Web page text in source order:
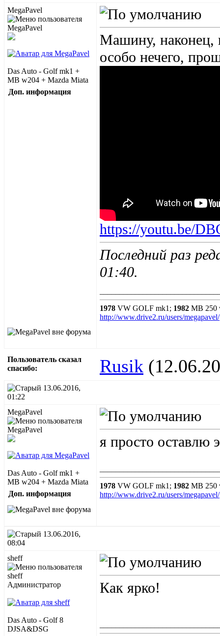
MegaPavel
Das Auto - Golf mk1 +
MB w204 + Mazda Miata
Доп. информация
Машину, наконец,
особо нечего,
https://youtu.be/
Последний раз
01:40.
1978 VW GOLF mk1; 1982 MB 250
http://www.drive2.ru/users/megapavel/
Пользователь сказал
cпасибо:
Rusik
13.06.2016,
01:22
MegaPavel
Das Auto - Golf mk1 +
MB w204 + Mazda Miata
Доп. информация
я просто оставлю
1978 VW GOLF mk1; 1982 MB 250
http://www.drive2.ru/users/megapavel/
13.06.2016,
08:04
sheff
Администратор
Das Auto - Golf 8
DJSA&DSG
Как ярко!